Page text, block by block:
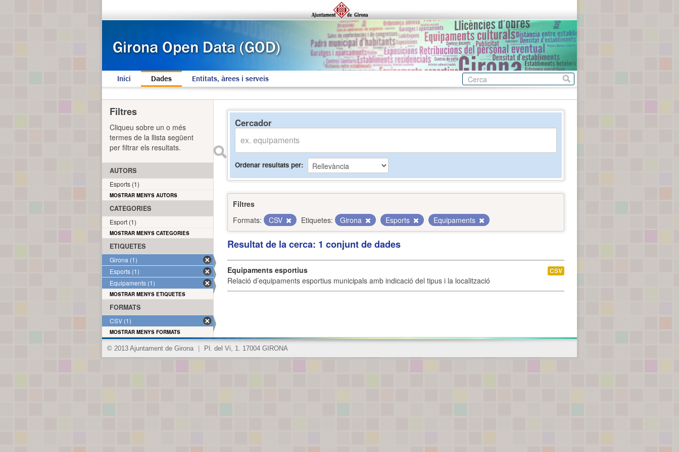
Inici Dades Entitats, àrees i serveis
Cercador
Ordenar resultats per
Filtres
Formats:
CSV Etiquetes: Girona Esports Equipaments
Resultat de la cerca: 1 conjunt de dades
Equipaments esportius
Relació d’equipaments esportius municipals amb indicació del tipus i la localització
CSV
Filtres
Cliqueu sobre un o més
termes de la llista següent
per filtrar els resultats.
AUTORS
Esports (1)
MOSTRAR MENYS AUTORS
CATEGORIES
Esport (1)
MOSTRAR MENYS CATEGORIES
ETIQUETES
Girona (1)
Esports (1)
Equipaments (1)
MOSTRAR MENYS ETIQUETES
FORMATS
CSV (1)
MOSTRAR MENYS FORMATS
© 2013 Ajuntament de Girona Pl. del Vi, 1. 17004 GIRONA